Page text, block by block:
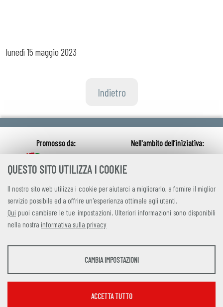
QUESTO SITO UTILIZZA I COOKIE
Il nostro sito web utilizza i cookie per aiutarci a migliorarlo, a fornire il miglior
servizio possibile ed a offrire un'esperienza ottimale agli utenti.
Qui puoi cambiare le tue impostazioni. Ulteriori informazioni sono disponibili
nella nostra informativa sulla privacy
STATISTICHE
CAMBIA IMPOSTAZIONI
ACCETTA TUTTO
lunedì 15 maggio 2023
Indietro
credits|privacy|contatti
Alleanza Italiana per lo Sviluppo Sostenibile
Via Farini 17, 00185 Roma C.F. 97893090585 P.IVA 14610671001